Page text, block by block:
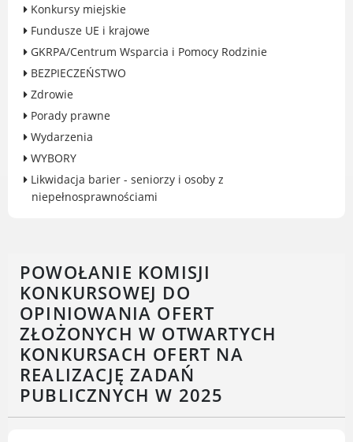
O mieście
Luboński Szlak Architektury
Przemysłowej
Śladami historii Lubonia
Kultura
Komenda Straży Miejskiej Miasta
Luboń
Komisariat Policji w Luboniu
LOSiR
Plaża Miejska przy ul. Rzecznej w
Luboniu
RADA MIASTA LUBOŃ
Portal Mieszkańca. Aktualne informacje
POWOŁANIE KOMISJI
KONKURSOWEJ DO
OPINIOWANIA OFERT
ZŁOŻONYCH W OTWARTYCH
KONKURSACH OFERT NA
REALIZACJĘ ZADAŃ
PUBLICZNYCH W 2025
Konkursy miejskie
Fundusze UE i krajowe
GKRPA/Centrum Wsparcia i Pomocy Rodzinie
BEZPIECZEŃSTWO
Zdrowie
Porady prawne
Wydarzenia
WYBORY
Likwidacja barier - seniorzy i osoby z
niepełnosprawnościami